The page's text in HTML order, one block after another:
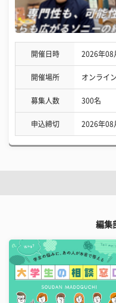
開催日時 2026年08
開催場所 オンライ
募集人数 300名
申込締切 2026年08
編集